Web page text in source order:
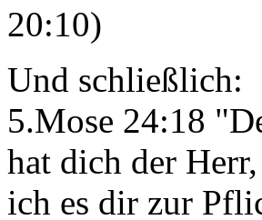
20:10)
Und schließlich:
5.Mose 24:18
hat dich der
ich es dir zur